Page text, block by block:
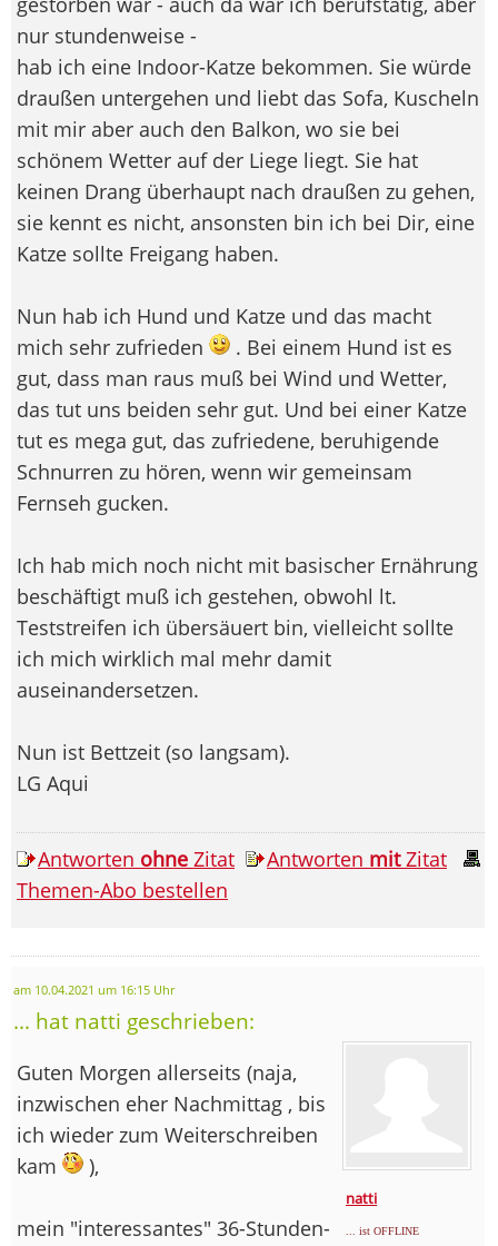
nur stundenweise -
hab ich eine Indoor-Katze bekommen. Sie würde
draußen untergehen und liebt das Sofa, Kuscheln
mit mir aber auch den Balkon, wo sie bei
schönem Wetter auf der Liege liegt. Sie hat
keinen Drang überhaupt nach draußen zu gehen,
sie kennt es nicht, ansonsten bin ich bei Dir, eine
Katze sollte Freigang haben.
Nun hab ich Hund und Katze und das macht
mich sehr zufrieden
. Bei einem Hund ist es
gut, dass man raus muß bei Wind und Wetter,
das tut uns beiden sehr gut. Und bei einer Katze
tut es mega gut, das zufriedene, beruhigende
Schnurren zu hören, wenn wir gemeinsam
Fernseh gucken.
Ich hab mich noch nicht mit basischer Ernährung
beschäftigt muß ich gestehen, obwohl lt.
Teststreifen ich übersäuert bin, vielleicht sollte
ich mich wirklich mal mehr damit
auseinandersetzen.
Nun ist Bettzeit (so langsam).
LG Aqui
Antworten ohne Zitat Antworten mitZitat
Themen-Abo bestellen
am 10.04.2021 um 16:15 Uhr
... hat natti geschrieben:
natti
... ist OFFLINE
Guten Morgen allerseits (naja,
inzwischen eher Nachmittag , bis
ich wieder zum Weiterschreiben
kam
),
mein "interessantes" 36-Stunden-